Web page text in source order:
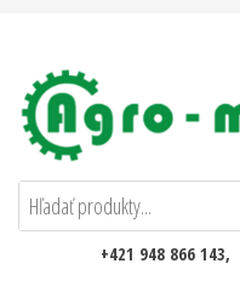
AgromarketOnline
+421 948 866 143,